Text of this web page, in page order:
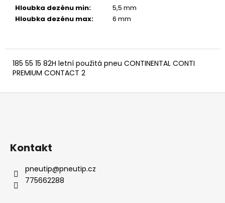
Hloubka dezénu min:
5,5 mm
Hloubka dezénu max: 6 mm
185 55 15 82H letní použitá pneu CONTINENTAL CONTI
PREMIUM CONTACT 2
e
m
Z
Kontakt
pneutip@pneutip.cz
775662288